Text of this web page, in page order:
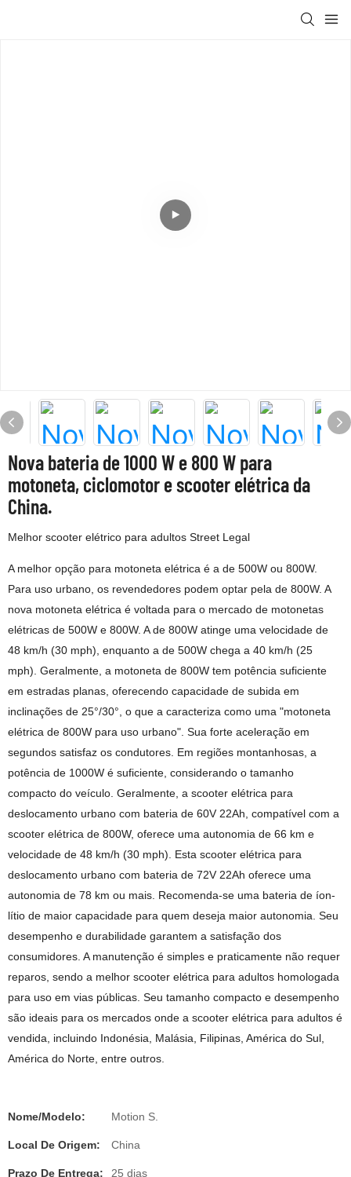
Nova bateria de 1000 W e 800 W para
motoneta, ciclomotor e scooter elétrica da
China.
Melhor scooter elétrico para adultos Street Legal
A melhor opção para motoneta elétrica é a de 500W ou 800W.
Para uso urbano, os revendedores podem optar pela de 800W. A
nova motoneta elétrica é voltada para o mercado de motonetas
elétricas de 500W e 800W. A de 800W atinge uma velocidade de
48 km/h (30 mph), enquanto a de 500W chega a 40 km/h (25
mph). Geralmente, a motoneta de 800W tem potência suficiente
em estradas planas, oferecendo capacidade de subida em
inclinações de 25°/30°, o que a caracteriza como uma "motoneta
elétrica de 800W para uso urbano". Sua forte aceleração em
segundos satisfaz os condutores. Em regiões montanhosas, a
potência de 1000W é suficiente, considerando o tamanho
compacto do veículo. Geralmente, a scooter elétrica para
deslocamento urbano com bateria de 60V 22Ah, compatível com a
scooter elétrica de 800W, oferece uma autonomia de 66 km e
velocidade de 48 km/h (30 mph). Esta scooter elétrica para
deslocamento urbano com bateria de 72V 22Ah oferece uma
autonomia de 78 km ou mais. Recomenda-se uma bateria de íon-
lítio de maior capacidade para quem deseja maior autonomia. Seu
desempenho e durabilidade garantem a satisfação dos
consumidores. A manutenção é simples e praticamente não requer
reparos, sendo a melhor scooter elétrica para adultos homologada
para uso em vias públicas. Seu tamanho compacto e desempenho
são ideais para os mercados onde a scooter elétrica para adultos é
vendida, incluindo Indonésia, Malásia, Filipinas, América do Sul,
América do Norte, entre outros.
Nome/Modelo: Motion S.
Local De Origem: China
Prazo De Entrega: 25 dias